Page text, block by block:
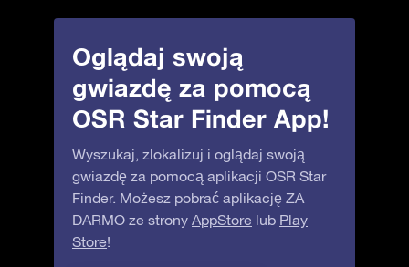
Oglądaj swoją
gwiazdę za pomocą
OSR Star Finder App!
Wyszukaj, zlokalizuj i oglądaj swoją
gwiazdę za pomocą aplikacji OSR Star
Finder. Możesz pobrać aplikację ZA
DARMO ze strony AppStore lub Play
Store!